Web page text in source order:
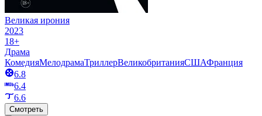
Великая ирония
2023
18+
Драма
КомедияМелодрамаТриллерВеликобританияСШАФранция
6.8
6.4
6.6
Смотреть